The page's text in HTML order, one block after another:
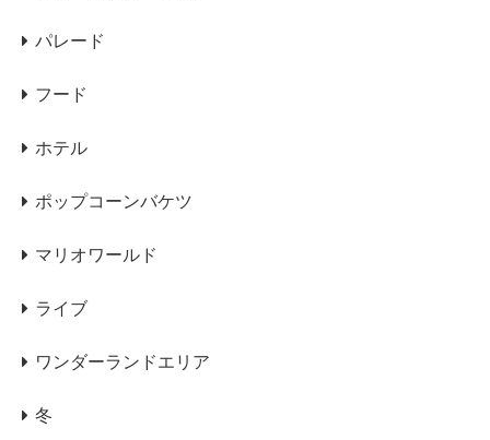
パレード
フード
ホテル
ポップコーンバケツ
マリオワールド
ライブ
ワンダーランドエリア
冬